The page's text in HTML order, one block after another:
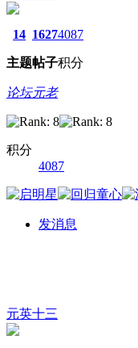
14
主题
1627
帖子
4087
积分
论坛元老
积分
4087
发消息
元英十三